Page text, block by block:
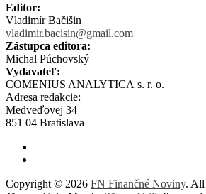
Editor:
Vladimír Bačišin
vladimir.bacisin@gmail.com
Zástupca editora:
Michal Púchovský
Vydavateľ:
COMENIUS ANALYTICA s. r. o.
Adresa redakcie:
Medveďovej 34
851 04 Bratislava
Copyright © 2026 FN Finančné Noviny. All